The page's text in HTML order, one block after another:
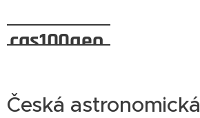
cas100geo
Česká astronomická